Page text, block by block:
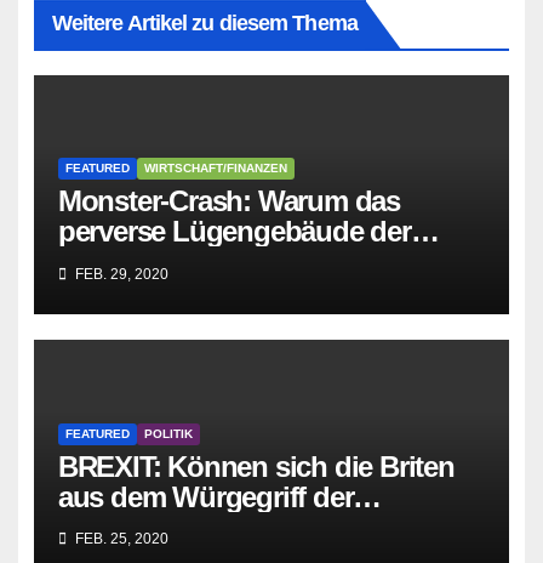
Weitere Artikel zu diesem Thema
FEATURED WIRTSCHAFT/FINANZEN
Monster-Crash: Warum das
perverse Lügengebäude der
Sozialisten in sich
zusammenbricht!
FEB. 29, 2020
FEATURED POLITIK
BREXIT: Können sich die Briten
aus dem Würgegriff der
parasitären EU-Mafia befreien?
FEB. 25, 2020